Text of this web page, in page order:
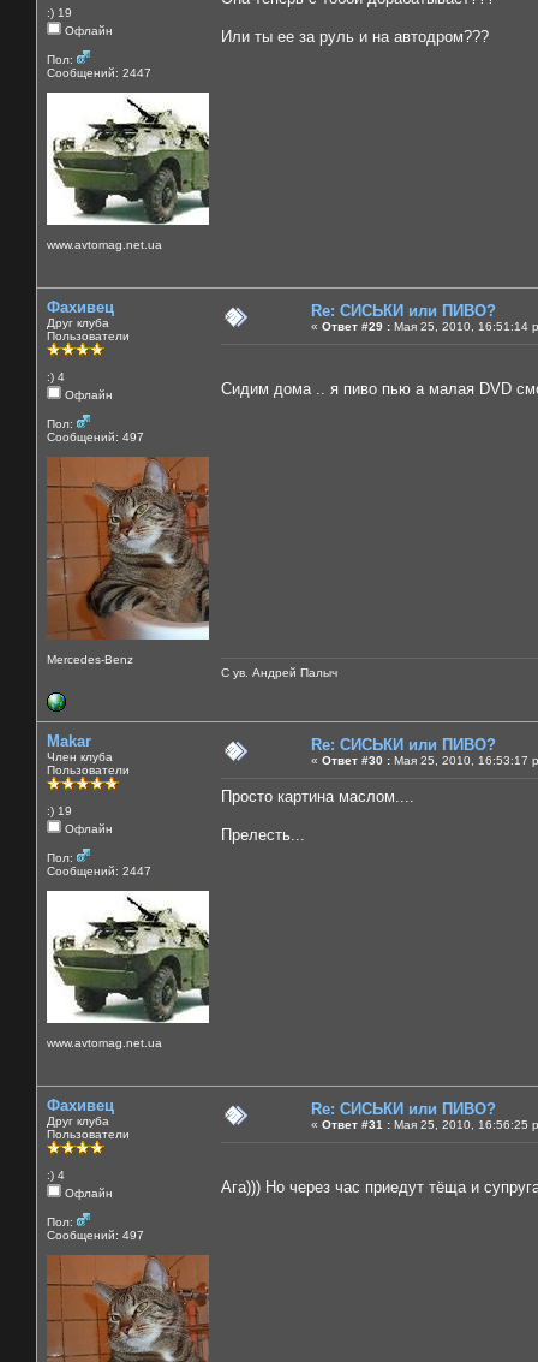
:) 19
Офлайн
Пол:
Сообщений: 2447
www.avtomag.net.ua
Или ты ее за руль и на автодром???
Фахивец
Друг клуба
Пользователи
:) 4
Офлайн
Пол:
Сообщений: 497
Mercedes-Benz
Re: СИСЬКИ или ПИВО?
« Ответ #29 : Мая 25, 2010, 16:51:14
Сидим дома .. я пиво пью а малая DVD
С ув. Андрей Палыч
Makar
Член клуба
Пользователи
:) 19
Офлайн
Пол:
Сообщений: 2447
www.avtomag.net.ua
Re: СИСЬКИ или ПИВО?
« Ответ #30 : Мая 25, 2010, 16:53:17
Просто картина маслом....
Прелесть...
Фахивец
Друг клуба
Пользователи
:) 4
Офлайн
Пол:
Сообщений: 497
Re: СИСЬКИ или ПИВО?
« Ответ #31 : Мая 25, 2010, 16:56:25
Ага))) Но через час приедут тёща и